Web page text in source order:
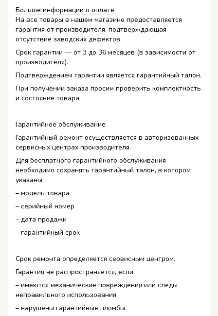
Больше информации о оплате
На все товары в нашем магазине предоставляется
гарантия от производителя, подтверждающая
отсутствие заводских дефектов.
Срок гарантии — от 3 до 36 месяцев (в зависимости от
производителя).
Подтверждением гарантии является гарантийный талон.
При получении заказа просим проверить комплектность
и состояние товара.
Гарантийное обслуживание
Гарантийный ремонт осуществляется в авторизованных
сервисных центрах производителя.
Для бесплатного гарантийного обслуживания
необходимо сохранять гарантийный талон, в котором
указаны:
– модель товара
– серийный номер
– дата продажи
– гарантийный срок
Срок ремонта определяется сервисным центром.
Гарантия не распространяется, если
– имеются механические повреждения или следы
неправильного использования
– нарушены гарантийные пломбы